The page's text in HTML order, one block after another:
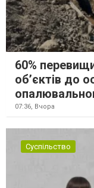
60%
об’єктів до
07:36, Вчора
Суспільство